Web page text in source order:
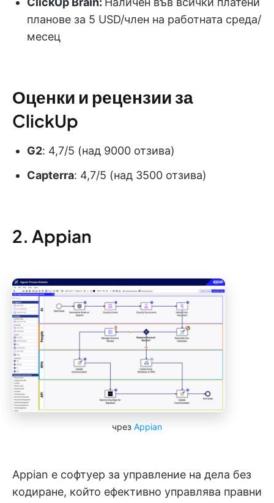
планове за 5 USD/член на работната среда/
месец
Оценки и рецензии за
ClickUp
G2: 4,7/5 (над 9000 отзива)
Capterra: 4,7/5 (над 3500 отзива)
2. Appian
чрез Appian
Appian е софтуер за управление на дела без
кодиране, който ефективно управлява правни